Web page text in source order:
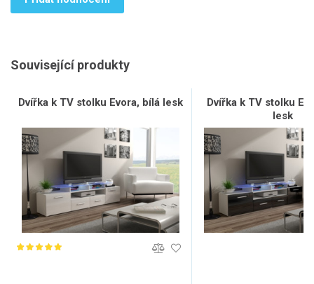
Související produkty
Dvířka k TV stolku Evora, bílá lesk
Dvířka k TV stolku
lesk